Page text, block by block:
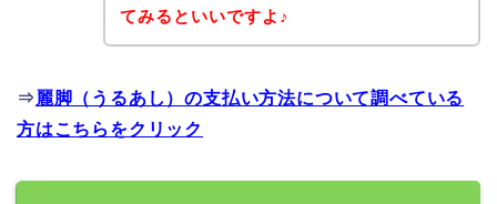
てみるといいですよ♪
⇒ 麗脚（うるあし）の支払い方法について調べている
方はこちらをクリック